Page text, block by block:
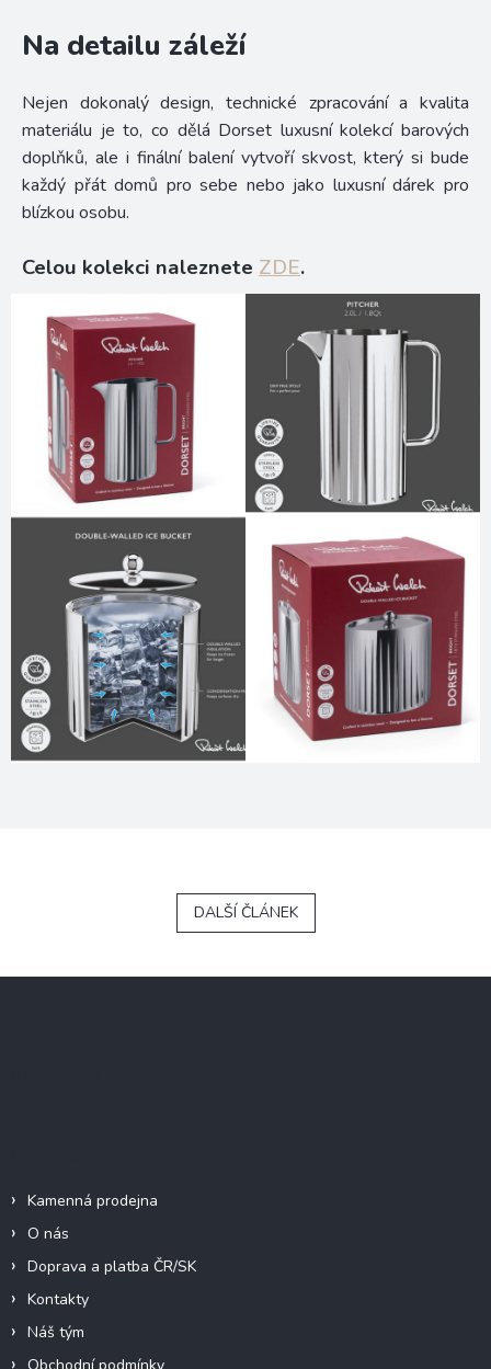
Na detailu záleží
Nejen dokonalý design, technické zpracování a kvalita
materiálu je to, co dělá Dorset luxusní kolekcí barových
doplňků, ale i finální balení vytvoří skvost, který si bude
každý přát domů pro sebe nebo jako luxusní dárek pro
blízkou osobu.
Celou kolekci naleznete ZDE.
DALŠÍ ČLÁNEK
Z
Kamenná prodejna
O nás
Doprava a platba ČR/SK
Kontakty
Náš tým